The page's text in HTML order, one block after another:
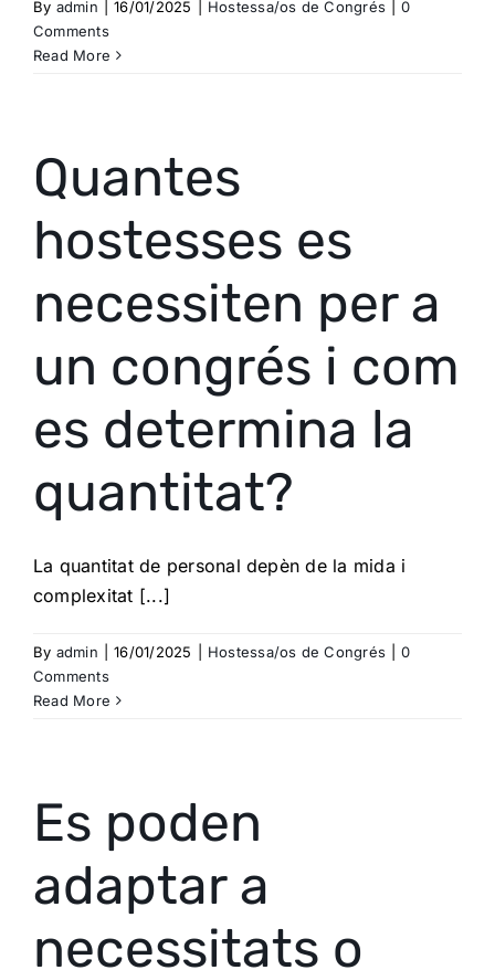
By admin 16/01/2025 Hostessa/os de Congrés
0
Comments
Read More
Quantes
hostesses es
necessiten per a
un congrés i com
es determina la
quantitat?
La quantitat de personal depèn de la mida i
complexitat [...]
By admin 16/01/2025 Hostessa/os de Congrés
0
Comments
Read More
Es poden
adaptar a
necessitats o